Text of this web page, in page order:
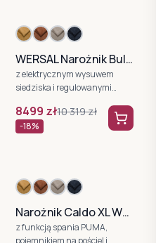
WERSAL Narożnik Bull XL
z elektrycznym wysuwem
siedziska i regulowanymi
8499 zł10 319zł
-18%
Narożnik Caldo XL WERSAL, z funkcją spania i pojemnikiem na pościel
z funkcją spania PUMA,
pojemnikiem na pościel i